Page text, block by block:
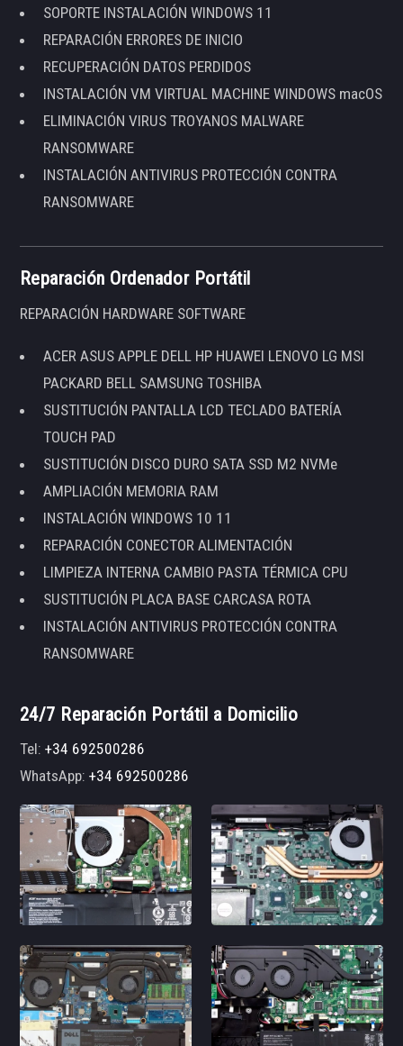
SOPORTE INSTALACIÓN WINDOWS 11
REPARACIÓN ERRORES DE INICIO
RECUPERACIÓN DATOS PERDIDOS
INSTALACIÓN VM VIRTUAL MACHINE WINDOWS macOS
ELIMINACIÓN VIRUS TROYANOS MALWARE
RANSOMWARE
INSTALACIÓN ANTIVIRUS PROTECCIÓN CONTRA
RANSOMWARE
Reparación Ordenador Portátil
REPARACIÓN HARDWARE SOFTWARE
ACER ASUS APPLE DELL HP HUAWEI LENOVO LG MSI
PACKARD BELL SAMSUNG TOSHIBA
SUSTITUCIÓN PANTALLA LCD TECLADO BATERÍA
TOUCH PAD
SUSTITUCIÓN DISCO DURO SATA SSD M2 NVMe
AMPLIACIÓN MEMORIA RAM
INSTALACIÓN WINDOWS 10 11
REPARACIÓN CONECTOR ALIMENTACIÓN
LIMPIEZA INTERNA CAMBIO PASTA TÉRMICA CPU
SUSTITUCIÓN PLACA BASE CARCASA ROTA
INSTALACIÓN ANTIVIRUS PROTECCIÓN CONTRA
RANSOMWARE
24/7 Reparación Portátil a Domicilio
Tel:+34 692500286
WhatsApp:+34 692500286